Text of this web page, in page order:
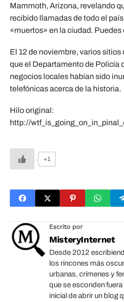
Mammoth, Arizona, revelando
recibido llamadas de todo el
«muertos» en la ciudad.
El 12 de noviembre, varios
que el Departamento de Policía
negocios locales habían sido
telefónicas acerca de la historia.
Hilo original:
http://
+1
Escrito por
MisteryInternet
Desde 2012
los rincones más
urbanas, crímenes y
que se esconden
inicial de abrir un blog